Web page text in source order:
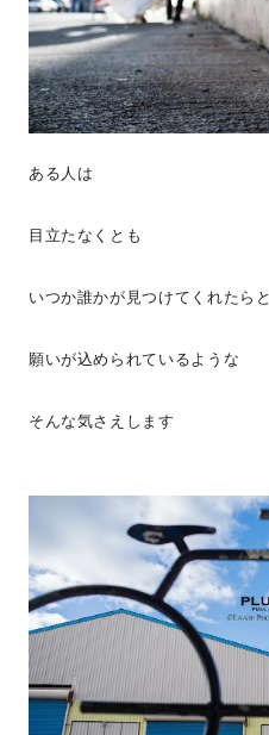
ある人は
目立たなくとも
いつか誰かが見つけてくれたらと
願いが込められているような
そんな気さえします